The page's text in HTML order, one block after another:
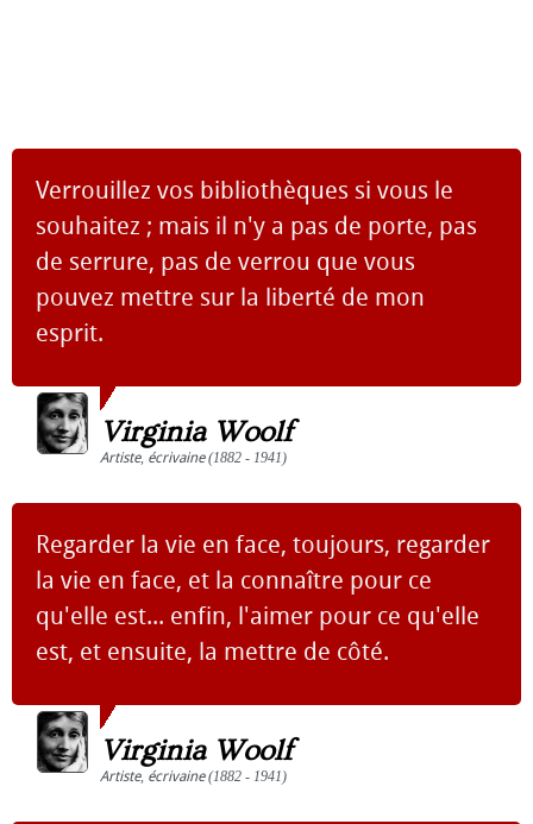
Verrouillez vos bibliothèques si vous le
souhaitez ; mais il n'y a pas de porte, pas
de serrure, pas de verrou que vous
pouvez mettre sur la liberté de mon
esprit.
Virginia Woolf
Artiste, écrivaine(1882 - 1941)
Regarder la vie en face, toujours, regarder
la vie en face, et la connaître pour ce
qu'elle est... enfin, l'aimer pour ce qu'elle
est, et ensuite, la mettre de côté.
Virginia Woolf
Artiste, écrivaine(1882 - 1941)